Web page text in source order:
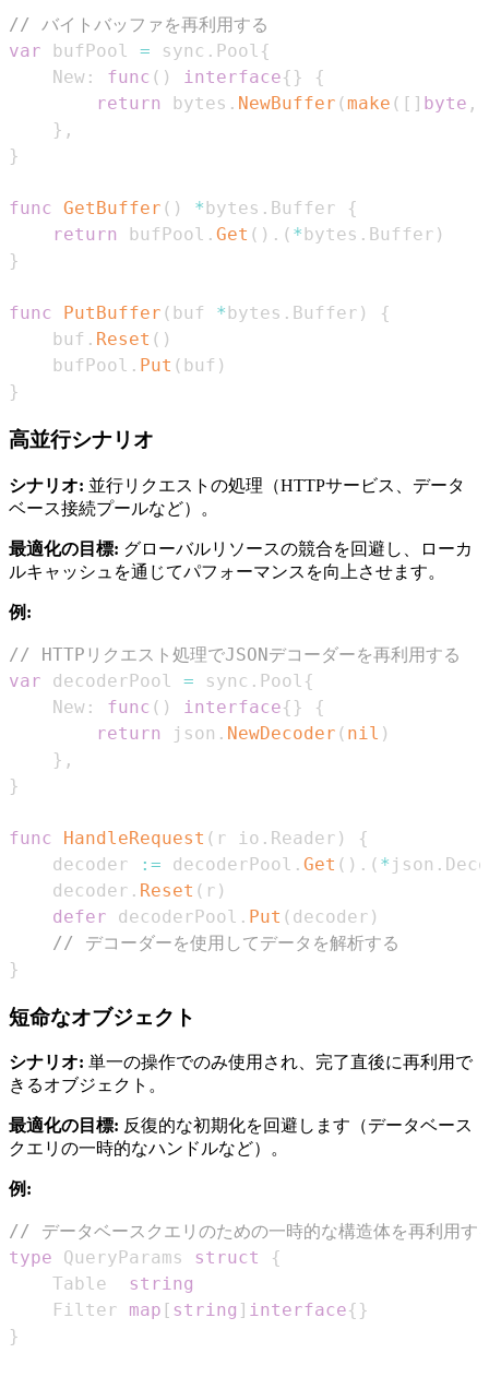
// バイトバッファを再利用する
var bufPool = sync . Pool {
    New
: func ( ) interface{ }
{
return
bytes . NewBuffer (make ( [ ] byte ,
} ,
}
func GetBuffer ( ) * bytes . Buffer
{
return
bufPool . Get ( ) . ( * bytes . Buffer )
}
func PutBuffer ( buf * bytes . Buffer )
{
    buf
. Reset ( )
    bufPool
. Put ( buf )
}
高並行シナリオ
シナリオ: 並行リクエストの処理（HTTPサービス、データ
ベース接続プールなど）。
最適化の目標: グローバルリソースの競合を回避し、ローカ
ルキャッシュを通じてパフォーマンスを向上させます。
例:
// HTTPリクエスト処理でJSONデコーダーを再利用する
var decoderPool = sync . Pool {
    New
: func ( ) interface{ }
{
return
json . NewDecoder ( nil )
} ,
}
func HandleRequest ( r io . Reader )
{
    decoder
:= decoderPool . Get ( ) . ( * json .
    decoder
. Reset ( r )
defer decoderPool . Put ( decoder )
// デコーダーを使用してデータを解析する
}
短命なオブジェクト
シナリオ: 単一の操作でのみ使用され、完了直後に再利用で
きるオブジェクト。
最適化の目標: 反復的な初期化を回避します（データベース
クエリの一時的なハンドルなど）。
例:
// データベースクエリのための一時的な構造体を再利用す
type QueryParams struct
{
    Table
string
    Filter
map [ string ] interface{ }
}